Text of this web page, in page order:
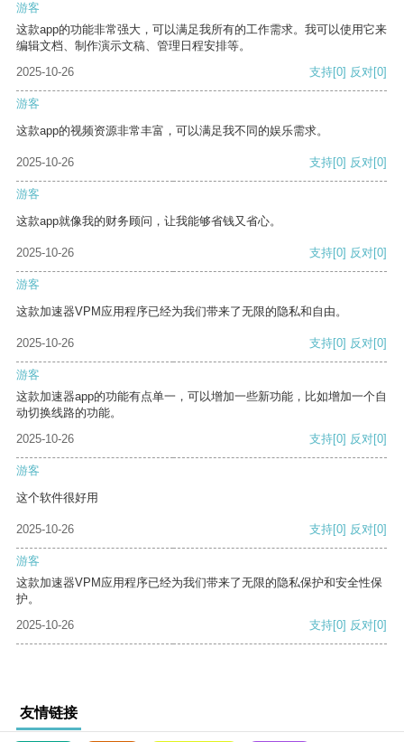
游客
这款app的功能非常强大，可以满足我所有的工作需求。我可以使用它来
编辑文档、制作演示文稿、管理日程安排等。
2025-10-26
支持[0] 反对[0]
游客
这款app的视频资源非常丰富，可以满足我不同的娱乐需求。
2025-10-26 支持[0] 反对[0]
游客
这款app就像我的财务顾问，让我能够省钱又省心。
2025-10-26 支持[0] 反对[0]
游客
这款加速器VPM应用程序已经为我们带来了无限的隐私和自由。
2025-10-26 支持[0] 反对[0]
游客
这款加速器app的功能有点单一，可以增加一些新功能，比如增加一个自
动切换线路的功能。
2025-10-26
支持[0] 反对[0]
游客
这个软件很好用
2025-10-26 支持[0] 反对[0]
游客
这款加速器VPM应用程序已经为我们带来了无限的隐私保护和安全性保
护。
2025-10-26
支持[0] 反对[0]
友情链接